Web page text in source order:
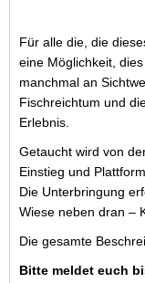
Für alle die, die
eine Möglichkeit,
manchmal an
Fischreichtum und
Erlebnis.
Getaucht wird von
Einstieg und
Die Unterbringung
Wiese neben dran –
Die gesamte
Bitte meldet euch